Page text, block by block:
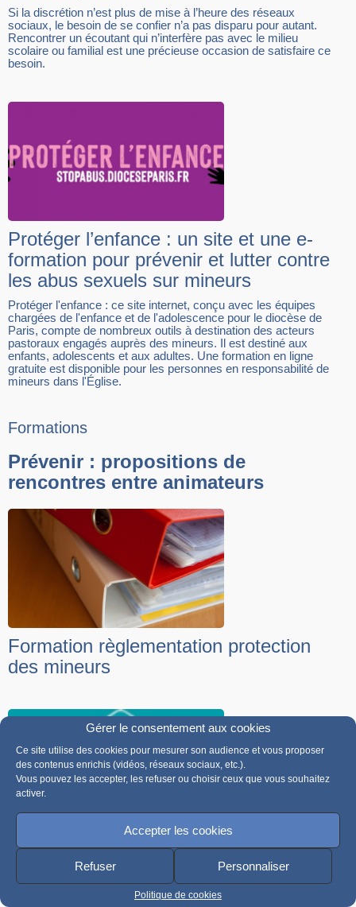
Gérer le consentement aux cookies
Ce site utilise des cookies pour mesurer son audience et vous proposer
des contenus enrichis (vidéos, réseaux sociaux, etc.).
Vous pouvez les accepter, les refuser ou choisir ceux que vous souhaitez
activer.
Accepter les cookies
Refuser Personnaliser
Politique de cookies
Si la discrétion n’est plus de mise à l’heure des réseaux
sociaux, le besoin de se confier n’a pas disparu pour autant.
Rencontrer un écoutant qui n’interfère pas avec le milieu
scolaire ou familial est une précieuse occasion de satisfaire ce
besoin.
Protéger l’enfance : un site et une e-
formation pour prévenir et lutter contre
les abus sexuels sur mineurs
Protéger l'enfance : ce site internet, conçu avec les équipes
chargées de l'enfance et de l'adolescence pour le diocèse de
Paris, compte de nombreux outils à destination des acteurs
pastoraux engagés auprès des mineurs. Il est destiné aux
enfants, adolescents et aux adultes. Une formation en ligne
gratuite est disponible pour les personnes en responsabilité de
mineurs dans l'Église.
Formations
Prévenir : propositions de
rencontres entre animateurs
Formation règlementation protection
des mineurs
Formation « Engagés ensemble pour
une Maison qui protège »
Présentation du programme de prévention « La Maison qui